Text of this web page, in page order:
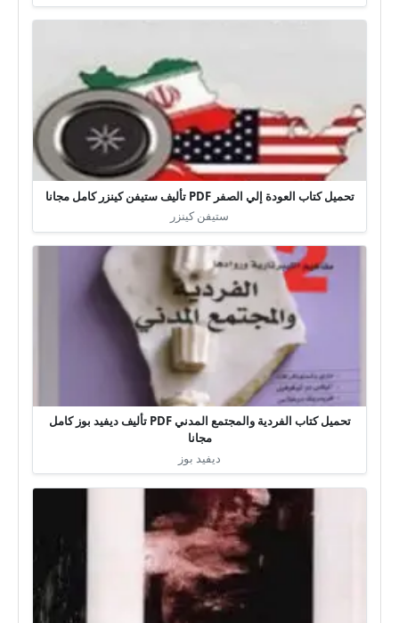
تحميل كتاب العودة إلي الصفر PDF تأليف ستيفن كينزر كامل مجانا
ستيفن كينزر
تحميل كتاب الفردية والمجتمع المدني PDF تأليف ديفيد بوز كامل
مجانا
ديفيد بوز